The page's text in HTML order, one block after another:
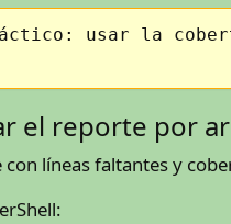
usar la
el reporte por
con líneas faltantes y